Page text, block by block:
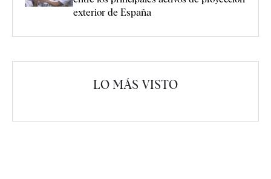
exterior de España
LO MÁS VISTO